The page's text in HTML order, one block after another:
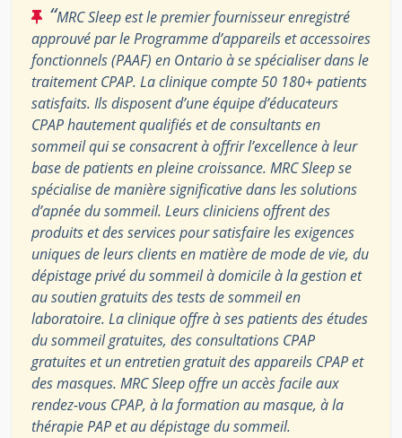
“MRC Sleep est le premier fournisseur enregistré
approuvé par le Programme d’appareils et accessoires
fonctionnels (PAAF) en Ontario à se spécialiser dans le
traitement CPAP. La clinique compte 50 180+ patients
satisfaits. Ils disposent d’une équipe d’éducateurs
CPAP hautement qualifiés et de consultants en
sommeil qui se consacrent à offrir l’excellence à leur
base de patients en pleine croissance. MRC Sleep se
spécialise de manière significative dans les solutions
d’apnée du sommeil. Leurs cliniciens offrent des
produits et des services pour satisfaire les exigences
uniques de leurs clients en matière de mode de vie, du
dépistage privé du sommeil à domicile à la gestion et
au soutien gratuits des tests de sommeil en
laboratoire. La clinique offre à ses patients des études
du sommeil gratuites, des consultations CPAP
gratuites et un entretien gratuit des appareils CPAP et
des masques. MRC Sleep offre un accès facile aux
rendez-vous CPAP, à la formation au masque, à la
thérapie PAP et au dépistage du sommeil.